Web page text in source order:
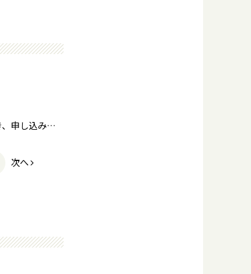
個別相談会・キャンパスツアーのご案内《オープンキャンパス満員御礼につき、申し込みを早めに開始しました》
次へ